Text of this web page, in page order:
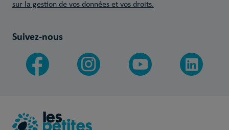
sur la gestion de vos données et vos droits.
Suivez-nous